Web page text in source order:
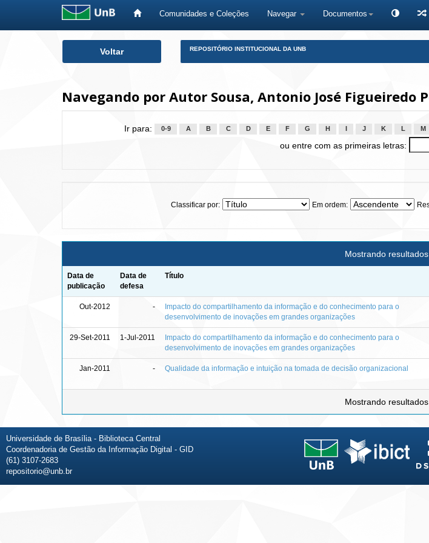
Comunidades e Coleções Navegar Documentos
Voltar REPOSITÓRIO INSTITUCIONAL DA UNB
Navegando por Autor Sousa, Antonio José Figueiredo
Ir para: 0-9 A B C D E F G H J K L M
ou entre com as primeiras letras:
Classificar por: Em ordem:
Mostrando
Data de
publicação
Data de
defesa
Título
Out-2012 -
Impacto do compartilhamento da informação e do conhecimento para o
desenvolvimento de inovações em grandes organizações
29-Set-2011 1-Jul-2011
Impacto do compartilhamento da informação e do conhecimento para o
desenvolvimento de inovações em grandes organizações
Jan-2011 - Qualidade da informação e intuição na tomada de decisão organizacional
Mostrando
Universidade de Brasília - Biblioteca Central
Coordenadoria de Gestão da Informação Digital - GID
(61) 3107-2683
repositorio@unb.br